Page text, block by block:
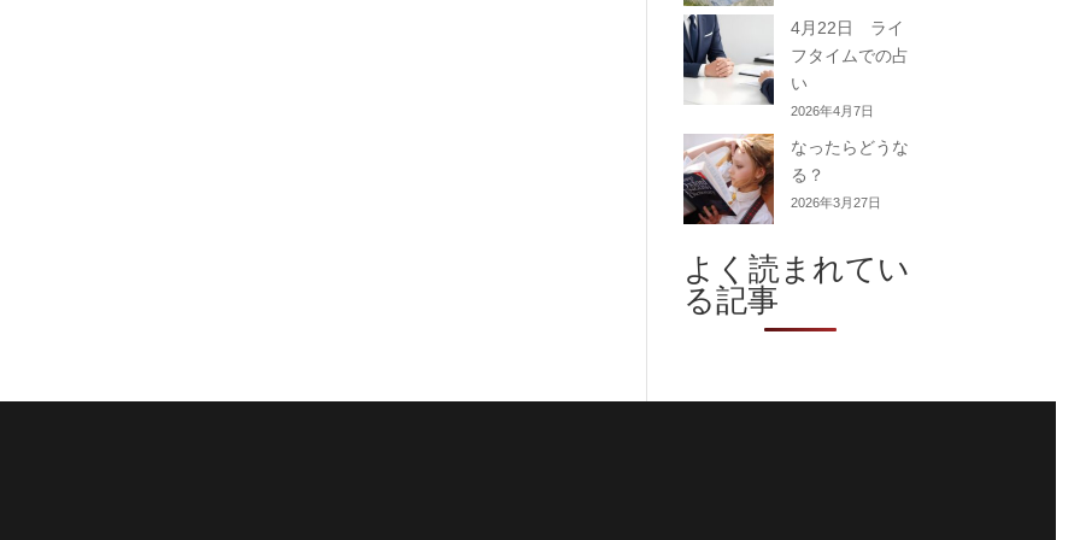
4月22日 ライ
フタイムでの占
い
2026年4月7日
なったらどうな
る？
2026年3月27日
よく読まれてい
る記事